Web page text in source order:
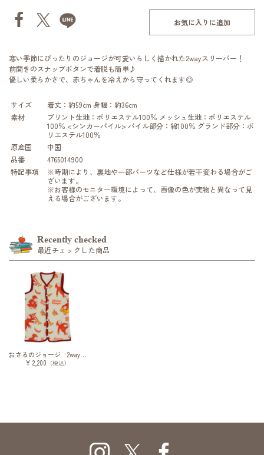
お気に入りに追加
寒い季節にぴったりのジョージが可愛いらしく描かれた2wayスリーパー！
前開きのスナップボタンで着脱も簡単♪
優しい柔らかさで、赤ちゃんを冷えから守ってくれます◎
サイズ
着丈：約59cm 身幅：約36cm
素材
プリント生地：ポリエステル100％ メッシュ生地：ポリエステル
100％ <シンカーパイル> パイル部分：綿100％ グランド部分：ポ
リエステル100％
原産国
中国
品番
4765014900
特記事項
※時期により、裏地や一部パーツなど仕様が若干変わる場合がご
ざいます。
※お客様のモニター環境によって、画像の色が実物と異なって見
える場合がございます。
Recently checked
最近チェックした商品
おさるのジョージ 2wayスリーパー/キッズ
¥ 2,200 （税込）